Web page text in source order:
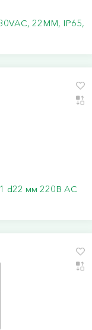
22ММ, IP65,
d22 мм 220В AC